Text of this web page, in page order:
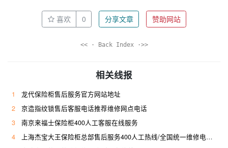
喜欢 0 分享文章 赞助网站
<< · Back Index ·>>
相关线报
1
龙代保险柜售后服务官方网站地址
2
京造指纹锁售后客服电话推荐维修网点电话
3
南京来福士保险柜400人工客服在线服务
4
上海杰宝大王保险柜总部售后服务400人工热线/全国统一维修电话是多少